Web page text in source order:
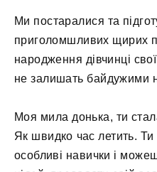
Ми постаралися та
приголомшливих щирих
народження дівчинці
не залишать байдужими
Моя мила донька, ти
Як швидко час летить.
особливі навички і